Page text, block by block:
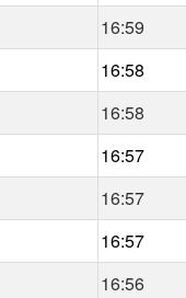
16:59
16:58
16:58
16:57
16:57
16:57
16:56